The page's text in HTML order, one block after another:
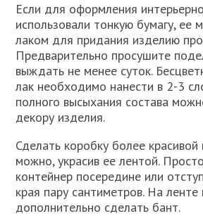
Если для оформления
использовали тонкую бумагу, ее
лаком для придания изделию
Предварительно просушите
выждать не менее суток.
лак необходимо нанести в 2-3
полного высыхания состава
декору изделия.
Сделать коробку более красивой
можно, украсив ее лентой.
контейнер посередине или
края пару сантиметров. На
дополнительно сделать бант.